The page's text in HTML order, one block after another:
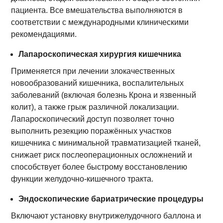
пациента. Все вмешательства выполняются в
соответствии с международными клиническими
рекомендациями.
Лапароскопическая хирургия кишечника
Применяется при лечении злокачественных
новообразований кишечника, воспалительных
заболеваний (включая болезнь Крона и язвенный
колит), а также грыж различной локализации.
Лапароскопический доступ позволяет точно
выполнить резекцию поражённых участков
кишечника с минимальной травматизацией тканей,
снижает риск послеоперационных осложнений и
способствует более быстрому восстановлению
функции желудочно-кишечного тракта.
Эндоскопические бариатрические процедуры
Включают установку внутрижелудочного баллона и